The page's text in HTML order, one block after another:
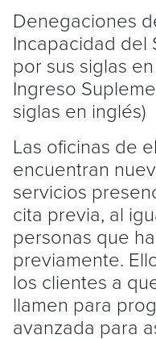
Denegaciones
Incapacidad del
por sus siglas
Ingreso
siglas en inglés)
Las oficinas de
encuentran
servicios
cita previa, al
personas que
previamente.
los clientes a
llamen para
avanzada para